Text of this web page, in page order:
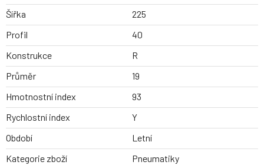
Šířka
225
Profil
40
Konstrukce
R
Průměr
19
Hmotnostní index
93
Rychlostní index
Y
Období
Letní
Kategorie zboží
Pneumatiky